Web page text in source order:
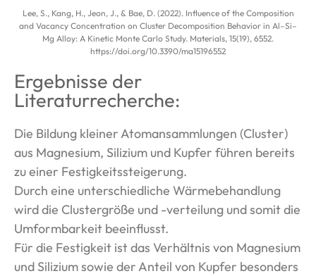
Lee, S., Kang, H., Jeon, J., & Bae, D. (2022). Influence of the Composition
and Vacancy Concentration on Cluster Decomposition Behavior in Al–Si–
Mg Alloy: A Kinetic Monte Carlo Study. Materials, 15(19), 6552.
https://doi.org/10.3390/ma15196552
Ergebnisse der
Literaturrecherche:
Die Bildung kleiner Atomansammlungen (Cluster)
aus Magnesium, Silizium und Kupfer führen bereits
zu einer Festigkeitssteigerung.
Durch eine unterschiedliche Wärmebehandlung
wird die Clustergröße und -verteilung und somit die
Umformbarkeit beeinflusst.
Für die Festigkeit ist das Verhältnis von Magnesium
und Silizium sowie der Anteil von Kupfer besonders